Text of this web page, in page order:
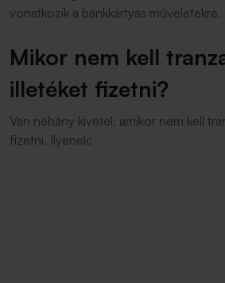
vonatkozik a bankkártyás műveletekre.
Mikor nem kell
illetéket fizetni?
Van néhány kivétel, amikor nem kell
fizetni. Ilyenek: